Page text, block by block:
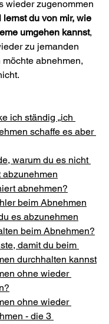
wieder zugenommen
du von mir, wie
umgehen kannst,
zu jemanden
abnehmen,
ich ständig „ich
schaffe es aber
warum du es nicht
abzunehmen
abnehmen?
beim Abnehmen
es abzunehmen
beim Abnehmen?
damit du beim
durchhalten kannst
ohne wieder
ohne wieder
- die 3